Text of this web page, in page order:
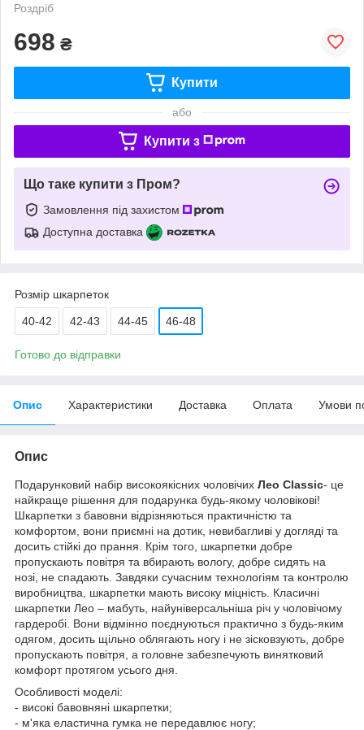
Роздріб
698 ₴
Купити
або
Купити з
Що таке купити з Пром?
Замовлення під захистом
Доступна доставка
Розмір шкарпеток
40-42 42-43 44-45 46-48
Готово до відправки
Опис Характеристики Доставка Оплата Умови
Опис
Подарунковий набір високоякісних чоловічих Лео Classic- це
найкраще рішення для подарунка будь-якому чоловікові!
Шкарпетки з бавовни відрізняються практичністю та
комфортом, вони приємні на дотик, невибагливі у догляді та
досить стійкі до прання. Крім того, шкарпетки добре
пропускають повітря та вбирають вологу, добре сидять на
нозі, не спадають. Завдяки сучасним технологіям та контролю
виробництва, шкарпетки мають високу міцність. Класичні
шкарпетки Лео – мабуть, найуніверсальніша річ у чоловічому
гардеробі. Вони відмінно поєднуються практично з будь-яким
одягом, досить щільно облягають ногу і не зісковзують, добре
пропускають повітря, а головне забезпечують винятковий
комфорт протягом усього дня.
Особливості моделі:
- високі бавовняні шкарпетки;
- м'яка еластична гумка не передавлює ногу;